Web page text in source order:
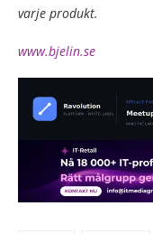
varje produkt.
www.bjelin.se